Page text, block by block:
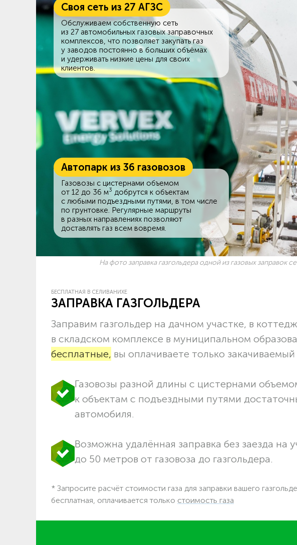
Своя сеть из 27 АГЗС
Обслуживаем собственную сеть
из 27 автомобильных газовых заправочных
комплексов, что позволяет закупать газ
у заводов постоянно в больших объёмах
и удерживать низкие цены для своих
клиентов.
Автопарк из 36 газовозов
Газовозы с цистернами объемом
от 12 до 36 м3 добрутся к объектам
c любыми подъездными путями, в том числе
по грунтовке. Регулярные маршруты
в разных направлениях позволяют
доставлять газ всем вовремя.
На фото заправка газгольдера одной из газовых заправок
БЕСПЛАТНАЯ В СЕЛИВАНИХЕ
ЗАПРАВКА ГАЗГОЛЬДЕРА
Заправим газгольдер на дачном участке, в
в складском комплексе в муниципальном
бесплатные, вы оплачиваете только закачиваемый
Газовозы разной длины с цистернами
к объектам c подъездными путями
автомобиля.
Возможна удалённая заправка без заезда на
до 50 метров от газовоза до газгольдера.
* Запросите расчёт стоимости газа для заправки вашего
бесплатная, оплачивается только стоимость газа